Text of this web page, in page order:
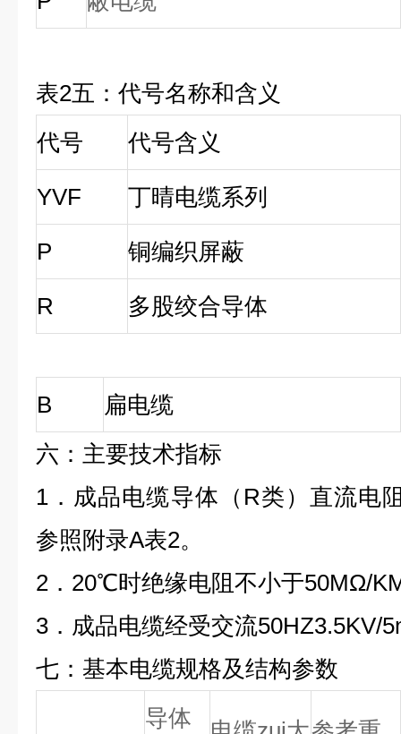
表2五：代号名称和含义
代号
代号含义
YVF 丁晴电缆系列
P 铜编织屏蔽
R 多股绞合导体
B
扁电缆
六：主要技术指标
1．成品电缆导体（R类）直流电
参照附录A表2。
2．20℃时绝缘电阻不小于50MΩ/
3．成品电缆经受交流50HZ3.5KV/
七：基本电缆规格及结构参数
导体